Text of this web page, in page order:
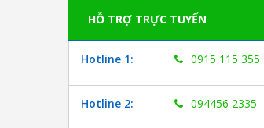
HỖ TRỢ TRỰC TUYẾN
Hotline 1: 0915 115 355
Hotline 2: 094456 2335